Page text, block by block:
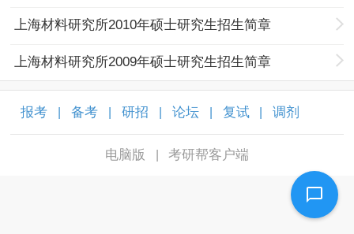
上海材料研究所2010年硕士研究生招生简章
上海材料研究所2009年硕士研究生招生简章
报考 备考 研招 论坛 复试 调剂
电脑版 考研帮客户端